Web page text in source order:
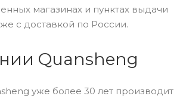
магазинах и пунктах выдачи
с доставкой по России.
Quansheng
уже более 30 лет производит